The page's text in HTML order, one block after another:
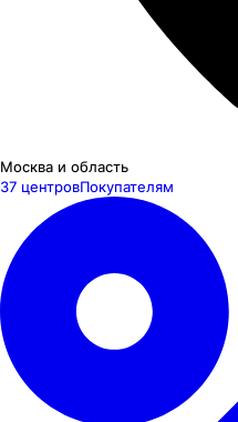
Москва и область
37 центровПокупателям